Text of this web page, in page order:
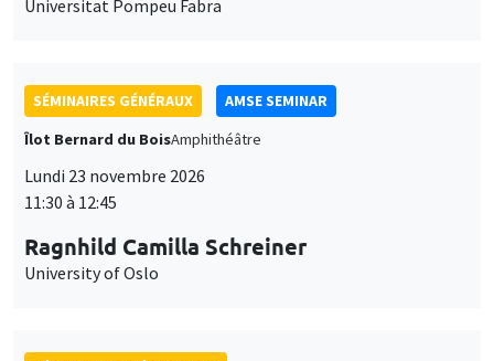
Îlot Bernard du BoisAmphithéâtre
Lundi 23 novembre 2026
11:30 à 12:45
Ragnhild Camilla Schreiner
University of Oslo